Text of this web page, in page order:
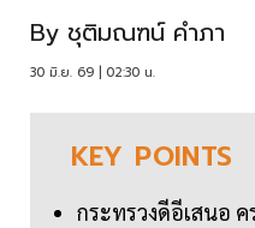
By ชุติมณฑน์ คำภา
30 มิ.ย. 69 | 02:30 น.
KEY POINTS
กระทรวงดีอีเสนอ